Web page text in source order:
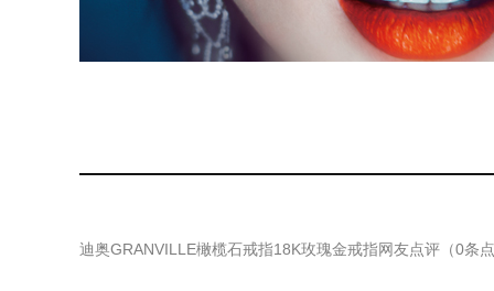
迪奥GRANVILLE橄榄石戒指18K玫瑰金戒指网友点评（0条